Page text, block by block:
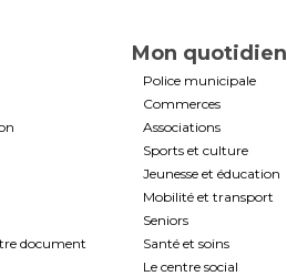
document
Mon quotidien
Police municipale
Commerces
Associations
Sports et culture
Jeunesse et éducation
Mobilité et transport
Seniors
Santé et soins
Le centre social